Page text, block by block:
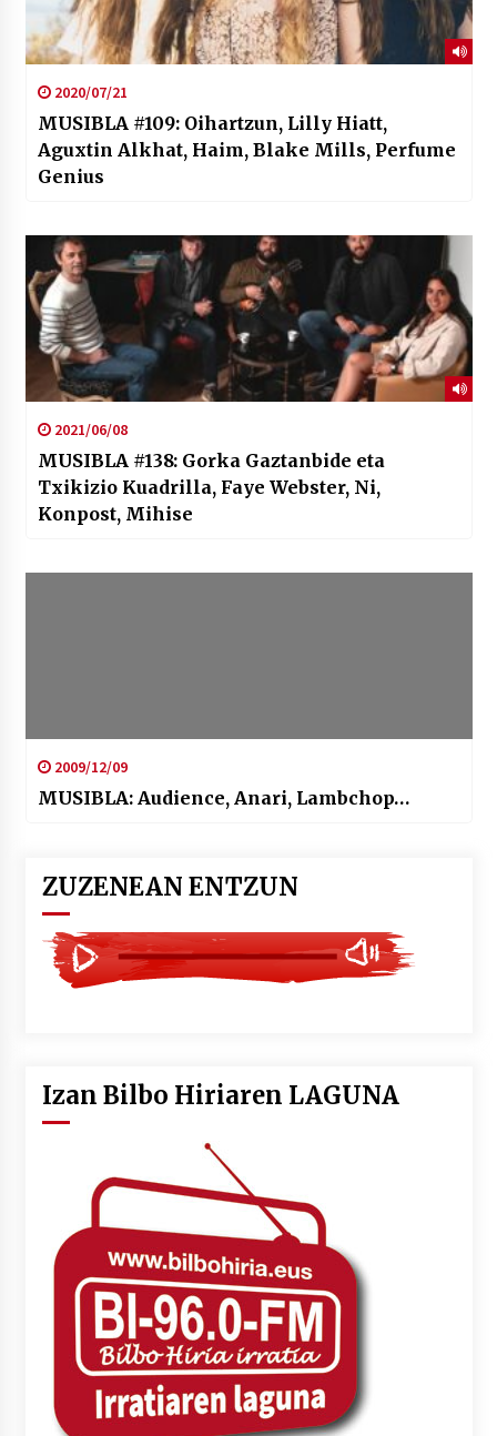
2020/07/21
MUSIBLA #109: Oihartzun, Lilly Hiatt,
Aguxtin Alkhat, Haim, Blake Mills, Perfume
Genius
2021/06/08
MUSIBLA #138: Gorka Gaztanbide eta
Txikizio Kuadrilla, Faye Webster, Ni,
Konpost, Mihise
2009/12/09
MUSIBLA: Audience, Anari, Lambchop…
ZUZENEAN ENTZUN
Izan Bilbo Hiriaren LAGUNA